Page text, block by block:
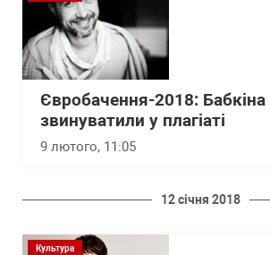
Євробачення-2018: Бабкіна
звинуватили у плагіаті
9 лютого, 11:05
12 січня 2018
Культура